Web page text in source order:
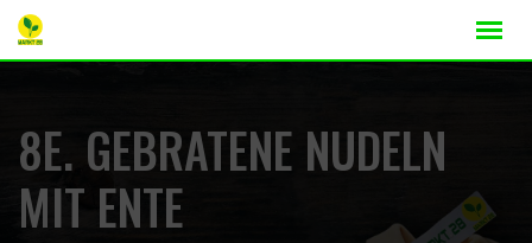
8E. GEBRATENE NUDELN
MIT ENTE